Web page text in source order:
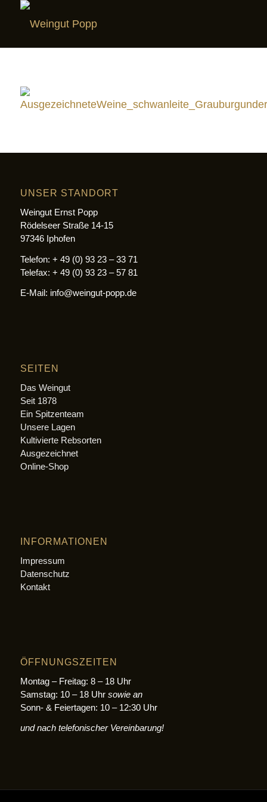
UNSER STANDORT
Weingut Ernst Popp
Rödelseer Straße 14-15
97346 Iphofen
Telefon: + 49 (0) 93 23 – 33 71
Telefax: + 49 (0) 93 23 – 57 81
E-Mail: info@weingut-popp.de
SEITEN
Das Weingut
Seit 1878
Ein Spitzenteam
Unsere Lagen
Kultivierte Rebsorten
Ausgezeichnet
Online-Shop
INFORMATIONEN
Impressum
Datenschutz
Kontakt
ÖFFNUNGSZEITEN
Montag – Freitag: 8 – 18 Uhr
Samstag: 10 – 18 Uhr sowie an
Sonn- & Feiertagen: 10 – 12:30 Uhr
und nach telefonischer Vereinbarung!